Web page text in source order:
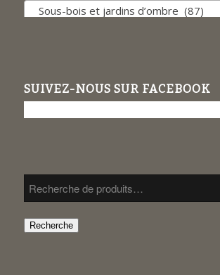
Sous-bois et jardins d’ombre (87)
SUIVEZ-NOUS SUR FACEBOOK
Recherche